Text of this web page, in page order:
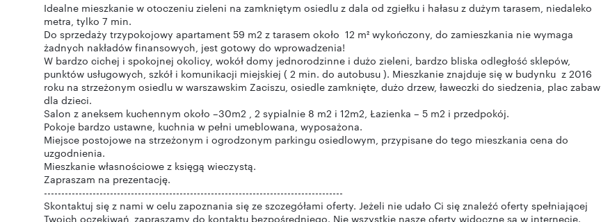
Idealne mieszkanie w otoczeniu zieleni na zamkniętym osiedlu z dala od zgiełku i hałasu z dużym tarasem, niedaleko
metra, tylko 7 min.
Do sprzedaży trzypokojowy apartament 59 m2 z tarasem około 12 m² wykończony, do zamieszkania nie wymaga
żadnych nakładów finansowych, jest gotowy do wprowadzenia!
W bardzo cichej i spokojnej okolicy, wokół domy jednorodzinne i dużo zieleni, bardzo bliska odległość sklepów,
punktów usługowych, szkół i komunikacji miejskiej ( 2 min. do autobusu ). Mieszkanie znajduje się w budynku z 2016
roku na strzeżonym osiedlu w warszawskim Zaciszu, osiedle zamknięte, dużo drzew, ławeczki do siedzenia, plac zabaw
dla dzieci.
Salon z aneksem kuchennym około –30m2 , 2 sypialnie 8 m2 i 12m2, Łazienka – 5 m2 i przedpokój.
Pokoje bardzo ustawne, kuchnia w pełni umeblowana, wyposażona.
Miejsce postojowe na strzeżonym i ogrodzonym parkingu osiedlowym, przypisane do tego mieszkania cena do
uzgodnienia.
Mieszkanie własnościowe z księgą wieczystą.
Zapraszam na prezentację.
--------------------------------------------------------------------------------------
Skontaktuj się z nami w celu zapoznania się ze szczegółami oferty. Jeżeli nie udało Ci się znaleźć oferty spełniającej
Twoich oczekiwań, zapraszamy do kontaktu bezpośredniego. Nie wszystkie nasze oferty widoczne są w internecie.